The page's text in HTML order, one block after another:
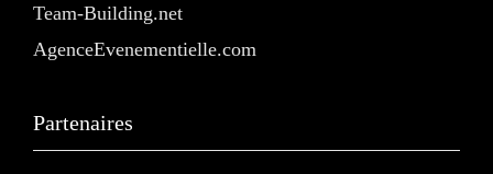
Team-Building.net
AgenceEvenementielle.com
Partenaires